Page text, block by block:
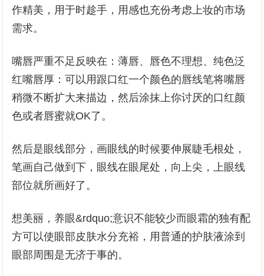
作精美，用于时趁手，用感也充份考虑上妆的市场
需求。
嘴唇严重不足反映在：薄唇、唇色不理想、纯色泛
红嘴唇厚：可以用跟口红一个颜色的唇线笔将嘴唇
稍微不断扩大来描边，然后涂抹上你讨厌的口红颜
色或者唇蜜就OK了。
然后是眼线部分，画眼线的时候要伸展睫毛根处，
笔画自己做到下，眼线在眼尾处，向上尖，上眼线
部位就所画好了。
想美丽，养眼&rdquo;意识不能较少而眼霜的独有配
方可以使眼部皮肤水分充裕，用普通的护肤液涂到
眼部周围是无济于事的。